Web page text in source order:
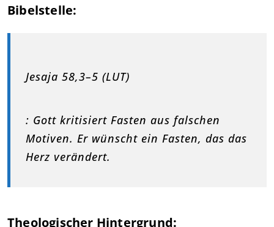
Bibelstelle:
Jesaja 58,3–5 (LUT)
: Gott kritisiert Fasten aus falschen
Motiven. Er wünscht ein Fasten, das das
Herz verändert.
Theologischer Hintergrund: